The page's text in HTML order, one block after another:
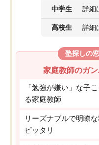
中学生 詳細
高校生 詳細
塾探しの
家庭教師のガ
「勉強が嫌い」な子
る家庭教師
リーズナブルで明瞭
ピッタリ